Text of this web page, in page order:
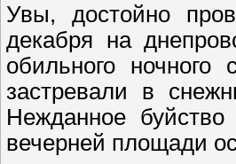
Увы, достойно
декабря на
обильного
застревали в
Нежданное
вечерней площади